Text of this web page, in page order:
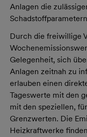
Anlagen die
Durch die freiwillige
Gelegenheit, sich
Anlagen zeitnah zu
erlauben einen
Tageswerte mit den
mit den speziellen,
Grenzwerten. Die
Heizkraftwerke